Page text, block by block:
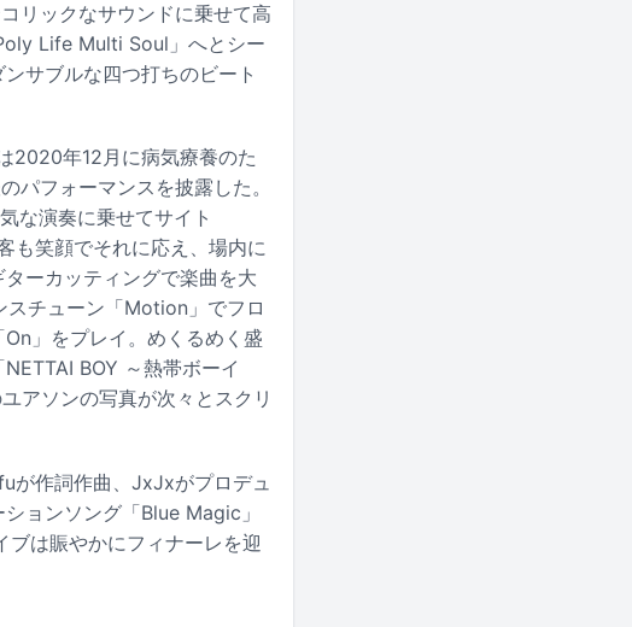
リックなサウンドに乗せて高
Life Multi Soul」へとシー
サブルな四つ打ちのビート
2020年12月に病気療養のた
パフォーマンスを披露した。
な演奏に乗せてサイト
も笑顔でそれに応え、場内に
ーカッティングで楽曲を大
チューン「Motion」でフロ
」をプレイ。めくるめく盛
BOY ～熱帯ボーイ
アソンの写真が次々とスクリ
が作詞作曲、JxJxがプロデュ
ョンソング「Blue Magic」
は賑やかにフィナーレを迎